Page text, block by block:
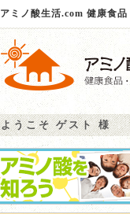
アミノ酸生活.com 健康食
ようこそ ゲスト 様